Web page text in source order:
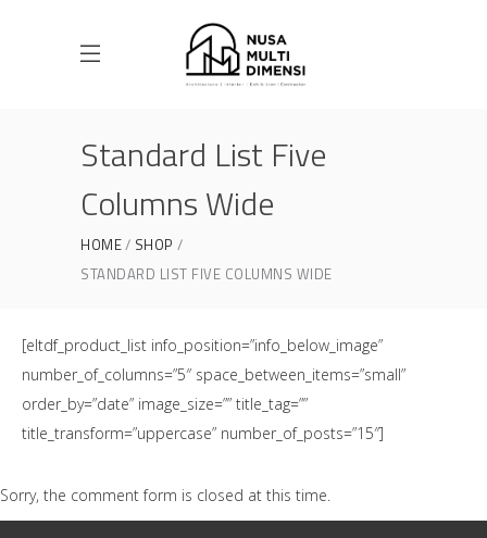
Standard List Five
Columns Wide
HOME
SHOP
STANDARD LIST FIVE COLUMNS WIDE
[eltdf_product_list info_position=”info_below_image”
number_of_columns=”5″ space_between_items=”small”
order_by=”date” image_size=”” title_tag=””
title_transform=”uppercase” number_of_posts=”15″]
Sorry, the comment form is closed at this time.